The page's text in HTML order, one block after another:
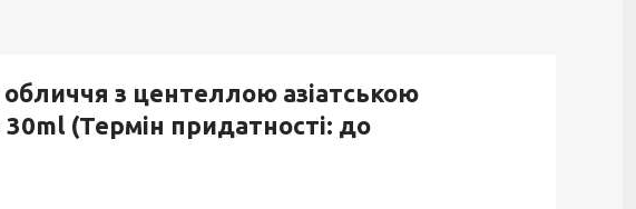
з центеллою азіатською
(Термін придатності: до